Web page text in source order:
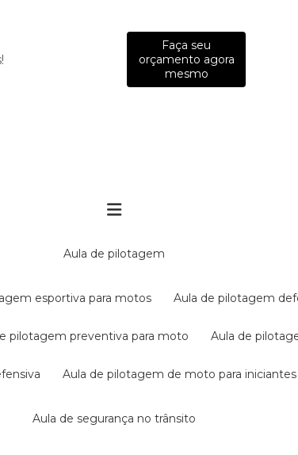
Faça seu
orçamento agora
mesmo
aula de pilotagem
esportiva para motos aula de pilotagem
pilotagem preventiva para moto aula de
aula de pilotagem de moto para iniciantes
aula de segurança no trânsito